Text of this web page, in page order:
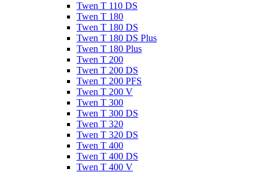
Twen T 110 DS
Twen T 180
Twen T 180 DS
Twen T 180 DS Plus
Twen T 180 Plus
Twen T 200
Twen T 200 DS
Twen T 200 PFS
Twen T 200 V
Twen T 300
Twen T 300 DS
Twen T 320
Twen T 320 DS
Twen T 400
Twen T 400 DS
Twen T 400 V